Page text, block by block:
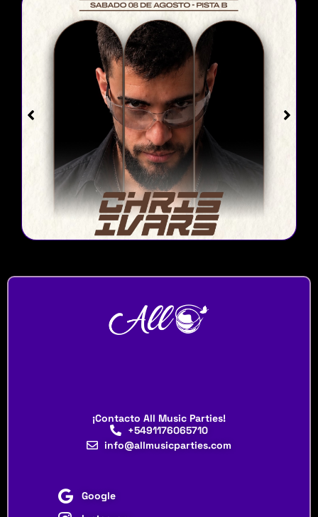
¡Contacto All Music Parties!
+5491176065710
info@allmusicparties.com
Google